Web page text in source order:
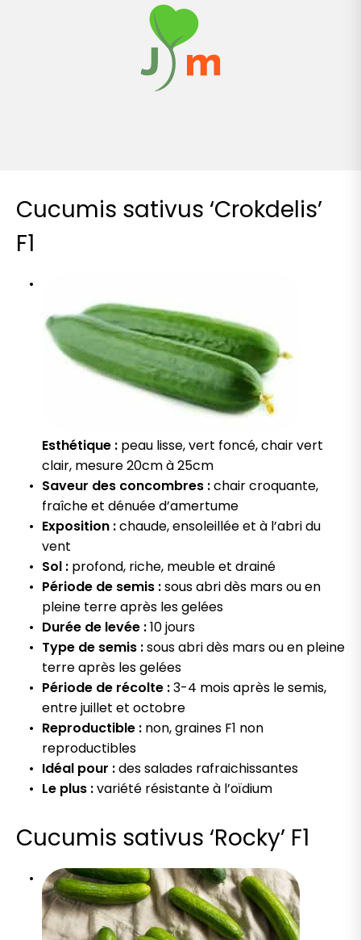
Cucumis sativus ‘Crokdelis’
F1
Esthétique : peau lisse, vert foncé, chair vert
clair, mesure 20cm à 25cm
Saveur des concombres :chair croquante,
fraîche et dénuée d’amertume
Exposition :chaude, ensoleillée et à l’abri du
vent
Sol : profond, riche, meuble et drainé
Période de semis :sous abri dès mars ou en
pleine terre après les gelées
Durée de levée :10 jours
Type de semis :sous abri dès mars ou en pleine
terre après les gelées
Période de récolte :3-4 mois après le semis,
entre juillet et octobre
Reproductible : non, graines F1 non
reproductibles
Idéal pour :des salades rafraichissantes
Le plus :variété résistante à l’oïdium
Cucumis sativus ‘Rocky’ F1